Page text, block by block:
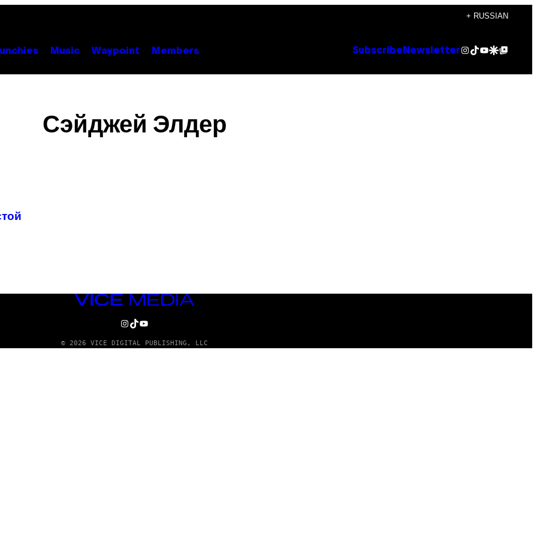
+ RUSSIAN
Music Waypoint Members Subscribe NewsletterInstagram
TikTok
YouTube
Google Discover
Google Top Posts
Сэйджей Элдер
VICE
INSTAGRAM
TIKTOK
YOUTUBE
© 2026 VICE DIGITAL PUBLISHING, LLC